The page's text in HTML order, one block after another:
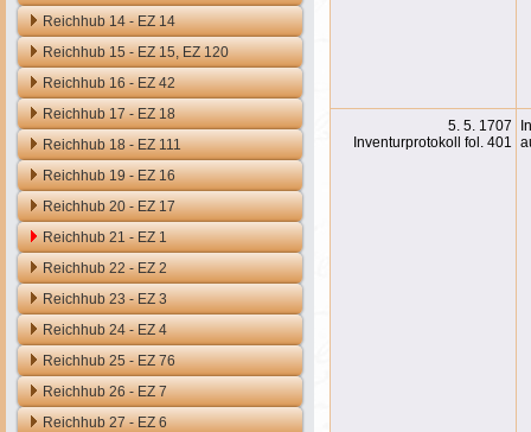
Reichhub 14 - EZ 14
Reichhub 15 - EZ 15, EZ 120
Reichhub 16 - EZ 42
Reichhub 17 - EZ 18
Reichhub 18 - EZ 111
Reichhub 19 - EZ 16
Reichhub 20 - EZ 17
Reichhub 21 - EZ 1
Reichhub 22 - EZ 2
Reichhub 23 - EZ 3
Reichhub 24 - EZ 4
Reichhub 25 - EZ 76
Reichhub 26 - EZ 7
Reichhub 27 - EZ 6
5. 5. 1707
Inventurprotokoll fol. 401